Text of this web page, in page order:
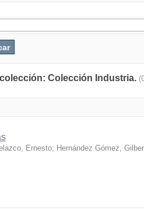
Colección Industria.
Ernesto; Hernández Gómez,